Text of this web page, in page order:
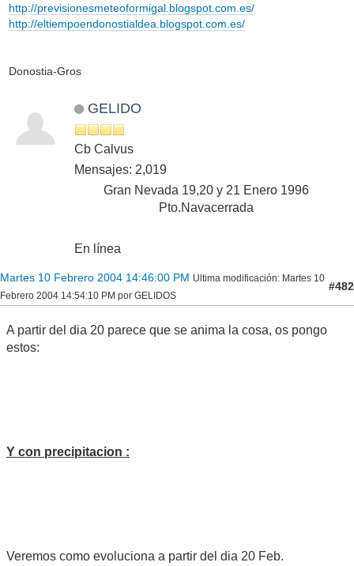
http://previsionesmeteoformigal.blogspot.com.es/
http://eltiempoendonostialdea.blogspot.com.es/
Donostia-Gros
GELIDO
Cb Calvus
Mensajes: 2,019
Gran Nevada 19,20 y 21 Enero 1996
Pto.Navacerrada
En línea
Martes 10 Febrero 2004 14:46:00 PM Ultima modificación: Martes 10
Febrero 2004 14:54:10 PM por GELIDOS
#482
A partir del dia 20 parece que se anima la cosa, os pongo
estos:
Y con precipitacion :
Veremos como evoluciona a partir del dia 20 Feb.